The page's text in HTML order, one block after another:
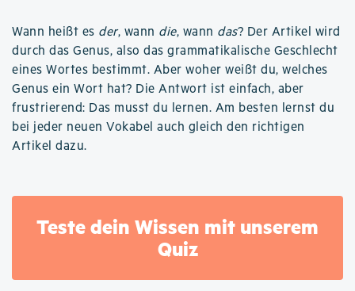
Wann heißt es der, wann die, wann das? Der Artikel wird
durch das Genus, also das grammatikalische Geschlecht
eines Wortes bestimmt. Aber woher weißt du, welches
Genus ein Wort hat? Die Antwort ist einfach, aber
frustrierend: Das musst du lernen. Am besten lernst du
bei jeder neuen Vokabel auch gleich den richtigen
Artikel dazu.
Teste dein Wissen mit unserem
Quiz